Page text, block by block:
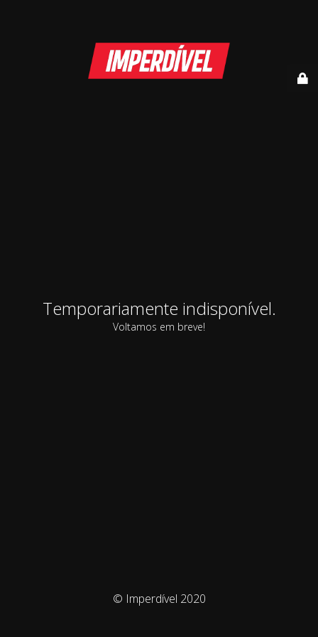
Temporariamente indisponível.
Voltamos em breve!
© Imperdível 2020